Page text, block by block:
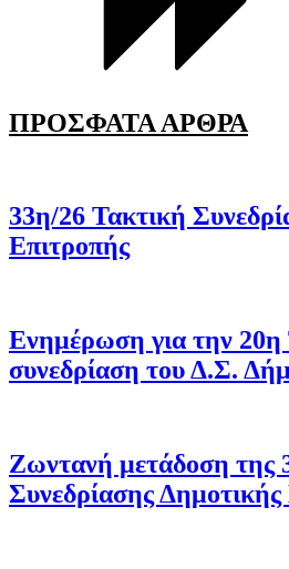
ΠΡΟΣΦΑΤΑ ΑΡΘΡΑ
33η/26 Τακτική
Επιτροπής
Ενημέρωση για την 20η
συνεδρίαση του Δ.Σ.
Ζωντανή μετάδοση της
Συνεδρίασης